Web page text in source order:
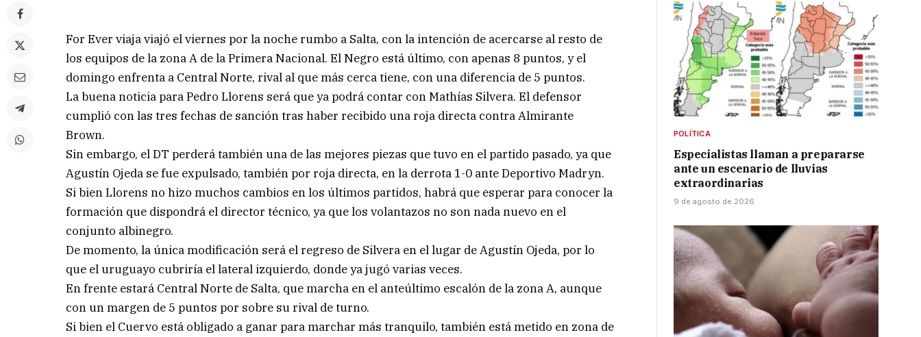
For Ever viaja viajó el viernes por la noche rumbo a Salta, con la intención de acercarse al resto de
los equipos de la zona A de la Primera Nacional. El Negro está último, con apenas 8 puntos, y el
domingo enfrenta a Central Norte, rival al que más cerca tiene, con una diferencia de 5 puntos.
La buena noticia para Pedro Llorens será que ya podrá contar con Mathías Silvera. El defensor
cumplió con las tres fechas de sanción tras haber recibido una roja directa contra Almirante
Brown.
Sin embargo, el DT perderá también una de las mejores piezas que tuvo en el partido pasado, ya que
Agustín Ojeda se fue expulsado, también por roja directa, en la derrota 1-0 ante Deportivo Madryn.
Si bien Llorens no hizo muchos cambios en los últimos partidos, habrá que esperar para conocer la
formación que dispondrá el director técnico, ya que los volantazos no son nada nuevo en el
conjunto albinegro.
De momento, la única modificación será el regreso de Silvera en el lugar de Agustín Ojeda, por lo
que el uruguayo cubriría el lateral izquierdo, donde ya jugó varias veces.
En frente estará Central Norte de Salta, que marcha en el anteúltimo escalón de la zona A, aunque
con un margen de 5 puntos por sobre su rival de turno.
Si bien el Cuervo está obligado a ganar para marchar más tranquilo, también está metido en zona de
POLÍTICA
Especialistas llaman a prepararse
ante un escenario de lluvias
extraordinarias
9 de agosto de 2026